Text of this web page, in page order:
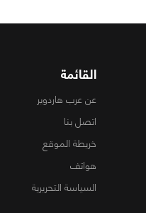
القائمة
عن عرب هاردوير
اتصل بنا
خريطة الموقع
هواتف
السياسة التحريرية